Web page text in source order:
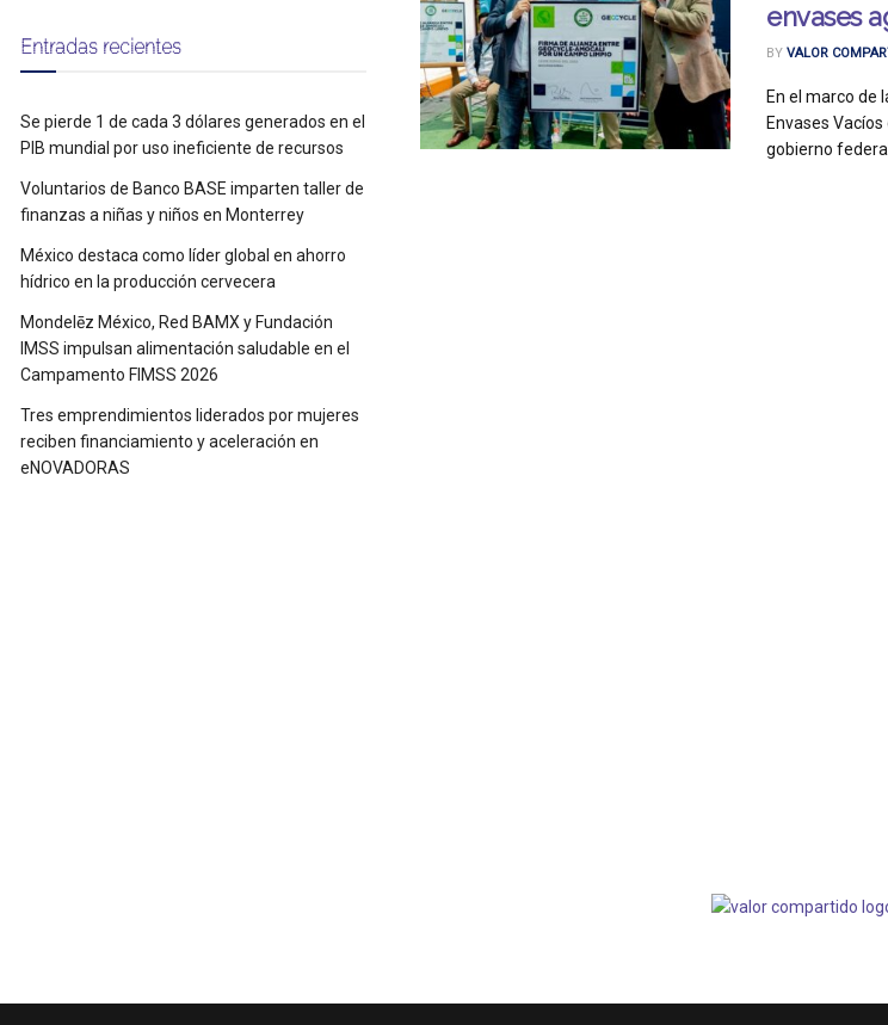
envases
BY VALOR
En el marco de
Envases
gobierno federal,
Entradas recientes
Se pierde 1 de cada 3 dólares generados en el
PIB mundial por uso ineficiente de recursos
Voluntarios de Banco BASE imparten taller de
finanzas a niñas y niños en Monterrey
México destaca como líder global en ahorro
hídrico en la producción cervecera
Mondelēz México, Red BAMX y Fundación
IMSS impulsan alimentación saludable en el
Campamento FIMSS 2026
Tres emprendimientos liderados por mujeres
reciben financiamiento y aceleración en
eNOVADORAS